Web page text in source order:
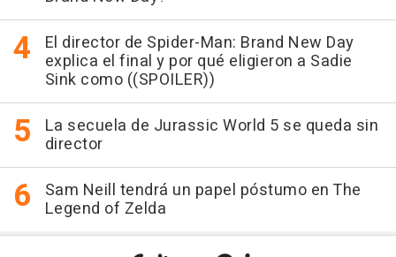
El director de Spider-Man: Brand New Day
explica el final y por qué eligieron a Sadie
Sink como ((SPOILER))
La secuela de Jurassic World 5 se queda sin
director
Sam Neill tendrá un papel póstumo en The
Legend of Zelda